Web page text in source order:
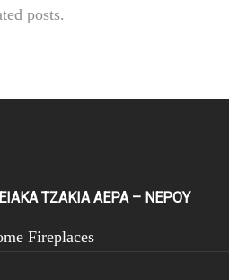
posts.
ΤΖΑΚΙΑ ΑΕΡΑ – ΝΕΡΟΥ
Fireplaces